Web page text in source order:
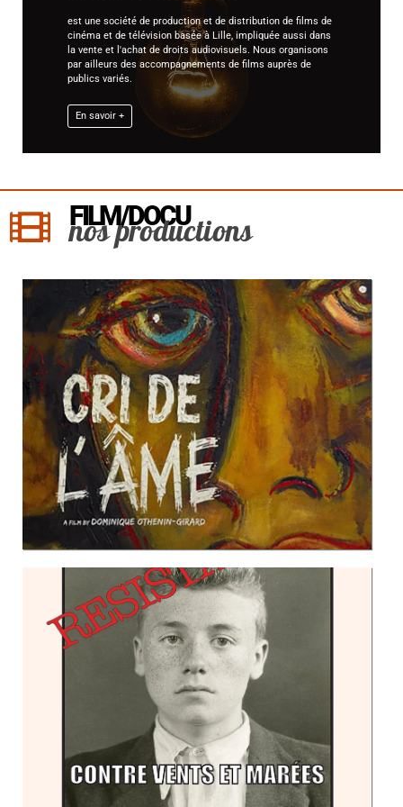
est une société de production et de distribution de films de
cinéma et de télévision basée à Lille, impliquée aussi dans
la vente et l'achat de droits audiovisuels. Nous organisons
par ailleurs des accompagnements de films auprès de
publics variés.
En savoir +
FILM/DOCU
nos productions